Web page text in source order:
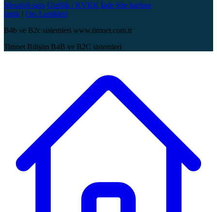
Mesafeli satış Gizlilik / KVKK İade Site haritası
lastik | Oto Lastikleri
B4b ve B2c sistemleri www.timnet.com.tr
Timnet Bilişim B4B ve B2C sistemleri